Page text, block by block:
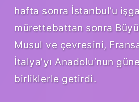
hafta sonra İstanbul’u
mürettebattan sonra
Musul ve çevresini,
İtalya’yı Anadolu’nun
birliklerle getirdi.